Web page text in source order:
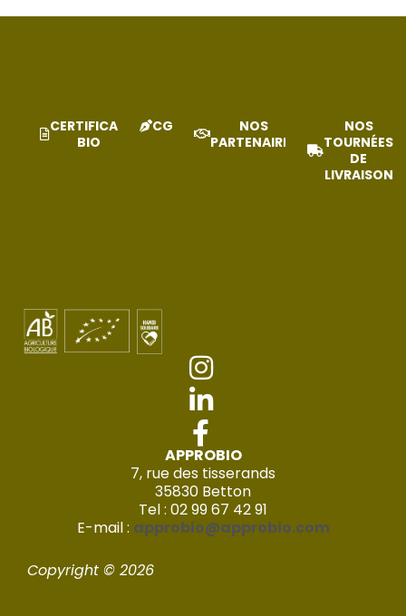
CERTIFICAT
BIO
CGV
NOS
PARTENAIRES
NOS
TOURNÉES
DE
LIVRAISON
APPROBIO
7, rue des tisserands
35830 Betton
Tel : 02 99 67 42 91
E-mail : approbio@approbio.com
Copyright © 2026